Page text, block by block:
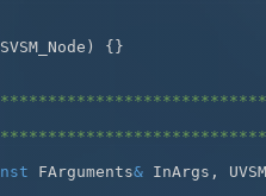
SVSM_Node ) { }
FArguments& InArgs ,